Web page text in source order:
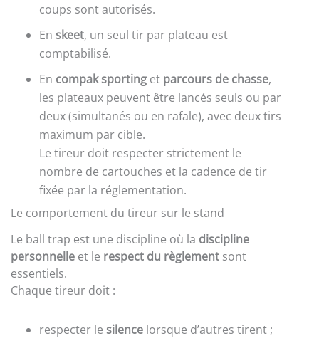
coups sont autorisés.
En skeet, un seul tir par plateau est
comptabilisé.
En compak sporting et parcours de chasse,
les plateaux peuvent être lancés seuls ou par
deux (simultanés ou en rafale), avec deux tirs
maximum par cible.
Le tireur doit respecter strictement le
nombre de cartouches et la cadence de tir
fixée par la réglementation.
Le comportement du tireur sur le stand
Le ball trap est une discipline où la discipline
personnelle et le respect du règlement sont
essentiels.
Chaque tireur doit :
respecter le silence lorsque d’autres tirent ;